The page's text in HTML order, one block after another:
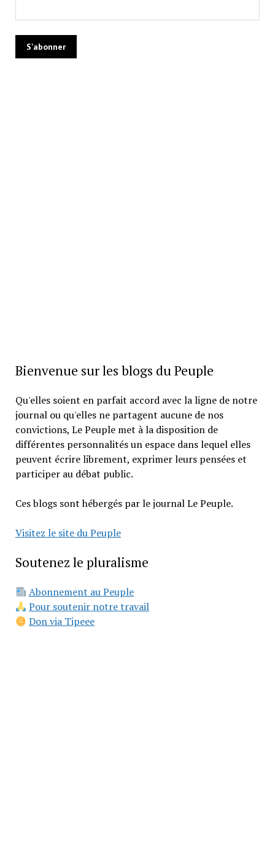
Bienvenue sur les blogs du Peuple
Qu'elles soient en parfait accord avec la ligne de notre
journal ou qu'elles ne partagent aucune de nos
convictions, Le Peuple met à la disposition de
différentes personnalités un espace dans lequel elles
peuvent écrire librement, exprimer leurs pensées et
participer au débat public.
Ces blogs sont hébergés par le journal Le Peuple.
Visitez le site du Peuple
Soutenez le pluralisme
Abonnement au Peuple
Pour soutenir notre travail
Don via Tipeee